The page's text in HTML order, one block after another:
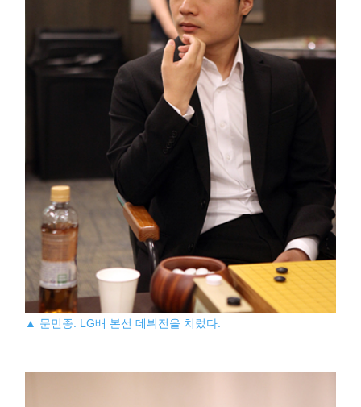
▲ 문민종. LG배 본선 데뷔전을 치렀다.